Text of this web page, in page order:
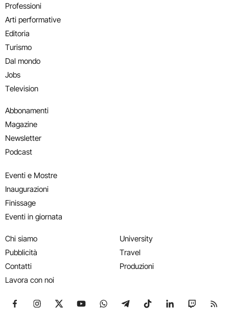
Professioni
Arti performative
Editoria
Turismo
Dal mondo
Jobs
Television
Abbonamenti
Magazine
Newsletter
Podcast
Eventi e Mostre
Inaugurazioni
Finissage
Eventi in giornata
Chi siamo
Pubblicità
Contatti
Lavora con noi
University
Travel
Produzioni
Seguici su Facebook
Seguici su Instagram
Seguici su X
Seguici su YouTube
Seguici su WhatsApp
Seguici su Telegram
Seguici su TikTok
Seguici su
Seguici